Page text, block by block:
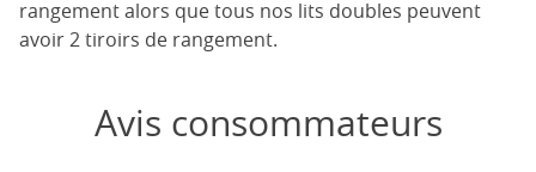
rangement alors que tous nos lits doubles peuvent
avoir 2 tiroirs de rangement.
Avis consommateurs